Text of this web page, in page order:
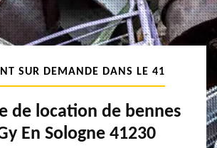
SUR DEMANDE DANS LE 41
de location de bennes
En Sologne 41230